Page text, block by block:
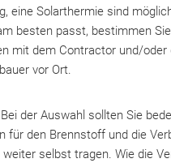
eine Solarthermie sind
besten passt, bestimmen
mit dem Contractor und/oder
vor Ort.
Bei der Auswahl sollten Sie
für den Brennstoff und die
weiter selbst tragen. Wie die